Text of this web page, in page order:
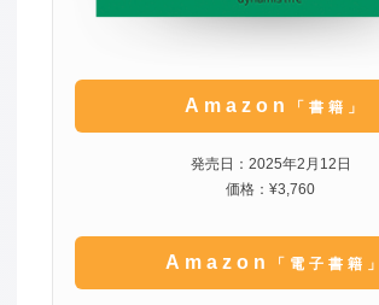
Amazon 「書籍」
発売日：2025年2月12日
価格：¥3,760
Amazon 「電子書籍」